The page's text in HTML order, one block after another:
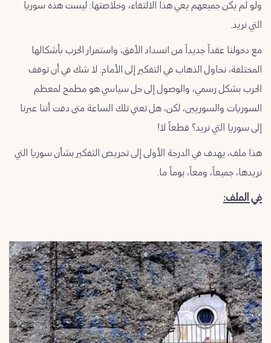
تَواصُل
من
نحن
القنيطرة
درعا
السويداء
ريف
ولو لم يكن جميعهم يعي هذا الالتقاء، وخلاصتها: ليست هذه سوريا
التي نريد.
مع دخولنا عقداً جديداً من انسداد الأفق، واستمرار الحرب بأشكالها
المختلفة، نحاول الذهاب في التفكير إلى الأمام. لا شك في أن توقف
الحرب بشكل رسمي، والوصول إلى حل سياسي هو مطمح لمعظم
السوريات والسوريين، لكن، هل تعني تلك الساعة متى دقت أننا عبرنا
إلى سوريا التي نريد؟ قطعاً لا!
هذا ملف، يهدف في الدرجة الأولى إلى تحريض التفكير بشأن سوريا التي
نريدها، جميعاً، ومعاً، يوماً ما.
في الملف: